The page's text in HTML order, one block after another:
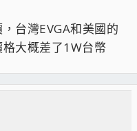
台灣EVGA和美國的
大概差了1W台幣